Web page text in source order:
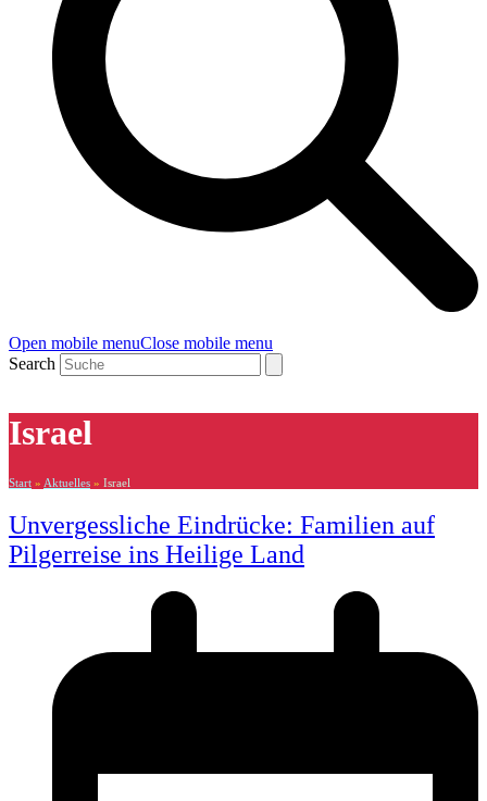
Open mobile menuClose mobile menu
Search
Israel
Start » Aktuelles » Israel
Unvergessliche Eindrücke: Familien auf
Pilgerreise ins Heilige Land